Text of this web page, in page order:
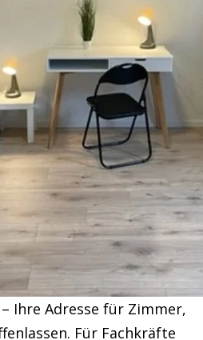
Ihre Adresse für Zimmer,
Für Fachkräfte